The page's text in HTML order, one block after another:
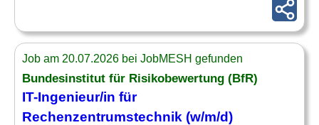
Job am 20.07.2026 bei JobMESH gefunden
Bundesinstitut für Risikobewertung (BfR)
IT-Ingenieur/in für
Rechenzentrumstechnik (w/m/d)